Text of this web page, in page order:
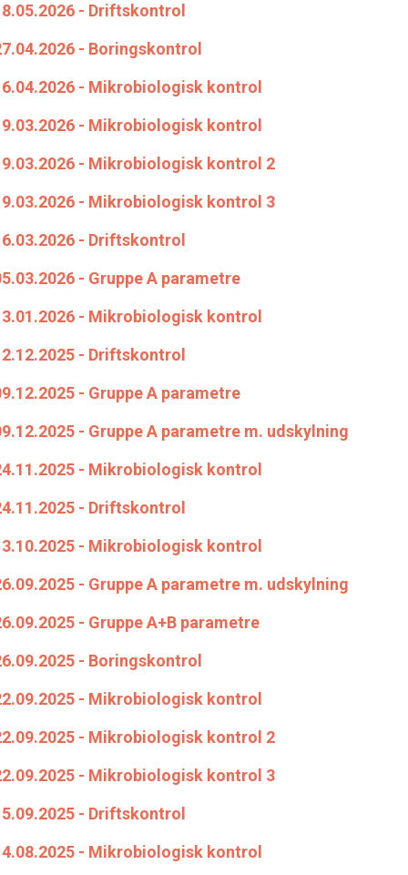
- Driftskontrol
- Boringskontrol
- Mikrobiologisk kontrol
- Mikrobiologisk kontrol
- Mikrobiologisk kontrol 2
- Mikrobiologisk kontrol 3
- Driftskontrol
- Gruppe A parametre
- Mikrobiologisk kontrol
- Driftskontrol
- Gruppe A parametre
- Gruppe A parametre m. udskylning
- Mikrobiologisk kontrol
- Driftskontrol
- Mikrobiologisk kontrol
- Gruppe A parametre m. udskylning
- Gruppe A+B parametre
- Boringskontrol
- Mikrobiologisk kontrol
- Mikrobiologisk kontrol 2
- Mikrobiologisk kontrol 3
- Driftskontrol
- Mikrobiologisk kontrol